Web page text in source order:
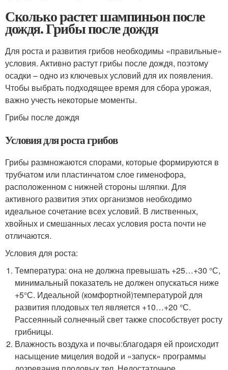
Сколько растет шампиньон после
дождя. Грибы после дождя
Для роста и развития грибов необходимы «правильные»
условия. Активно растут грибы после дождя, поэтому
осадки – одно из ключевых условий для их появления.
Чтобы выбрать подходящее время для сбора урожая,
важно учесть некоторые моменты.
Грибы после дождя
Условия для роста грибов
Грибы размножаются спорами, которые формируются в
трубчатом или пластинчатом слое гименофора,
расположенном с нижней стороны шляпки. Для
активного развития этих организмов необходимо
идеальное сочетание всех условий. В лиственных,
хвойных и смешанных лесах условия роста почти не
отличаются.
Условия для роста:
Температура: она не должна превышать +25…+30 °С,
минимальный показатель не должен опускаться ниже
+5°С. Идеальной (комфортной)температурой для
развития плодовых тел является +10…+20 °С.
Рассеянный солнечный свет также способствует росту
грибницы.
Влажность воздуха и почвы:благодаря ей происходит
насыщение мицелия водой и «запуск» программы